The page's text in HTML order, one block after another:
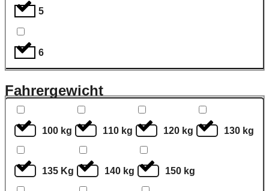
5
6
Fahrergewicht
100 kg 110 kg 120 kg 130 kg
135 Kg 140 kg 150 kg